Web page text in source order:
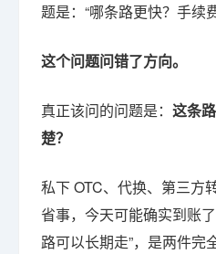
题是：“哪条路更快？手续
这个问题问错了方向。
真正该问的问题是： 这条
楚？
私下 OTC、代换、第三
省事，今天可能确实到账
路可以长期走”，是两件完